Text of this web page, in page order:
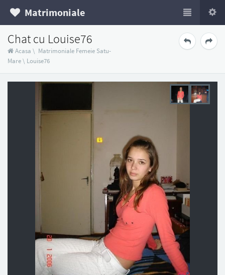
Matrimoniale
Chat cu Louise76
Acasa \ Matrimoniale Femeie Satu-
Mare\ Louise76